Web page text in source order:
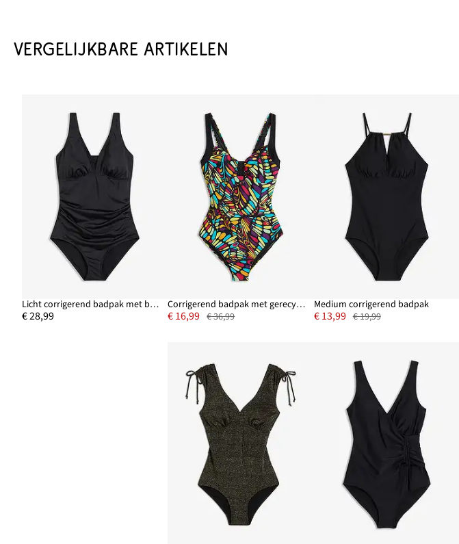
VERGELIJKBARE ARTIKELEN
Licht corrigerend badpak met brede bandjes
€ 28,99
Corrigerend badpak met gerecycled polyamide, medium corrigerend
€ 16,99 € 36,99
Medium corrigerend badpak
€ 13,99 € 19,99